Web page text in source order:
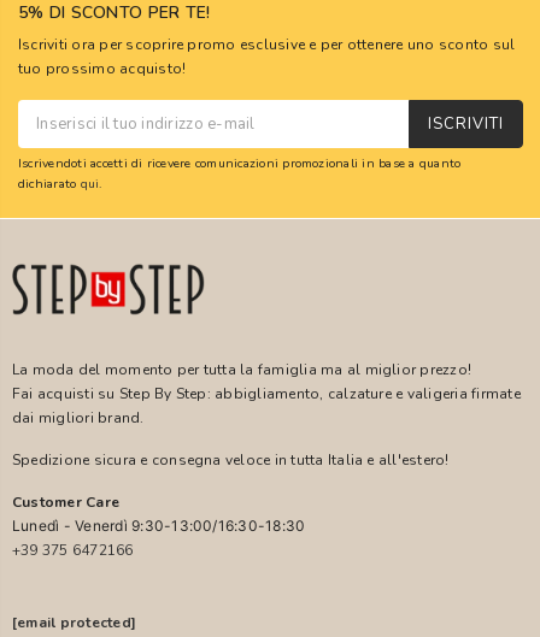
5% DI SCONTO PER TE!
Iscriviti ora per scoprire promo esclusive e per ottenere uno sconto sul
tuo prossimo acquisto!
ISCRIVITI
Iscrivendoti accetti di ricevere comunicazioni promozionali in base a quanto
dichiarato qui.
La moda del momento per tutta la famiglia ma al miglior prezzo!
Fai acquisti su Step By Step: abbigliamento, calzature e valigeria firmate
dai migliori brand.
Spedizione sicura e consegna veloce in tutta Italia e all'estero!
Customer Care
Lunedì - Venerdì 9:30-13:00/16:30-18:30
+39 375 6472166
[email protected]